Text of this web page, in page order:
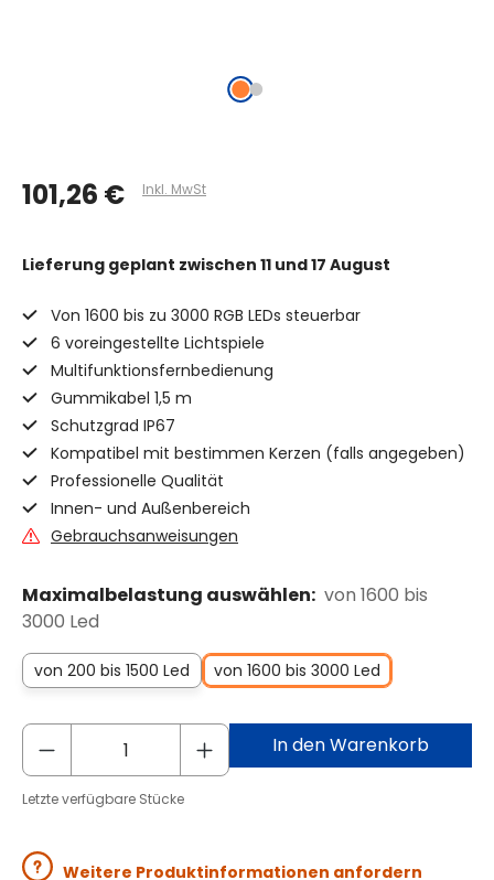
101,26 € Inkl. MwSt
Lieferung geplant zwischen 11 und 17 August
Von 1600 bis zu 3000 RGB LEDs steuerbar
6 voreingestellte Lichtspiele
Multifunktionsfernbedienung
Gummikabel 1,5 m
Schutzgrad IP67
Kompatibel mit bestimmen Kerzen (falls angegeben)
Professionelle Qualität
Innen- und Außenbereich
Gebrauchsanweisungen
Maximalbelastung auswählen: von 1600 bis
3000 Led
von 200 bis 1500 Led von 1600 bis 3000 Led
In den Warenkorb
Letzte verfügbare Stücke
Weitere Produktinformationen anfordern